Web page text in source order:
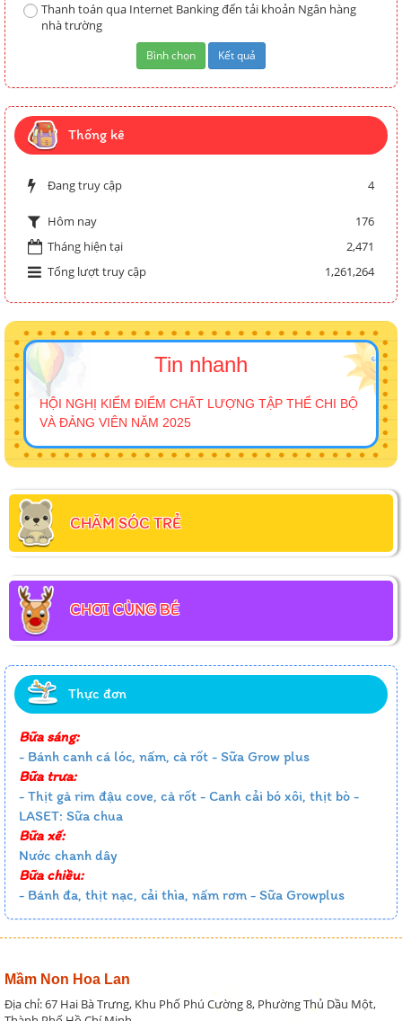
Thanh toán qua Internet Banking đến tải khoản Ngân hàng
nhà trường
Thống kê
Đang truy cập 4
Hôm nay
176
Tháng hiện tại
2,471
Tổng lượt truy cập
1,261,264
Tin nhanh
HỘI NGHỊ KIỂM ĐIỂM CHẤT LƯỢNG TẬP THỂ CHI BỘ
VÀ ĐẢNG VIÊN NĂM 2025
CHĂM SÓC TRẺ
CHƠI CÙNG BÉ
Thực đơn
Bữa sáng:
- Bánh canh cá lóc, nấm, cà rốt - Sữa Grow plus
Bữa trưa:
- Thịt gà rim đậu cove, cà rốt - Canh cải bó xôi, thịt bò -
LASET: Sữa chua
Bữa xế:
Nước chanh dây
Bữa chiều:
- Bánh đa, thịt nạc, cải thìa, nấm rơm - Sữa Growplus
Mầm Non Hoa Lan
Địa chỉ: 67 Hai Bà Trưng, Khu Phố Phú Cường 8, Phường Thủ Dầu Một,